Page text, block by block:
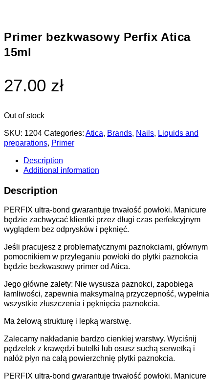
Primer bezkwasowy Perfix Atica
15ml
27.00 zł
Out of stock
SKU: 1204 Categories: Atica, Brands, Nails, Liquids and
preparations, Primer
Description
Additional information
Description
PERFIX ultra-bond gwarantuje trwałość powłoki. Manicure
będzie zachwycać klientki przez długi czas perfekcyjnym
wyglądem bez odprysków i pęknięć.
Jeśli pracujesz z problematycznymi paznokciami, głównym
pomocnikiem w przyleganiu powłoki do płytki paznokcia
będzie bezkwasowy primer od Atica.
Jego główne zalety: Nie wysusza paznokci, zapobiega
łamliwości, zapewnia maksymalną przyczepność, wypełnia
wszystkie złuszczenia i pęknięcia paznokcia.
Ma żelową strukturę i lepką warstwę.
Zalecamy nakładanie bardzo cienkiej warstwy. Wyciśnij
pędzelek z krawędzi butelki lub osusz suchą serwetką i
nałóż płyn na całą powierzchnię płytki paznokcia.
PERFIX ultra-bond gwarantuje trwałość powłoki. Manicure